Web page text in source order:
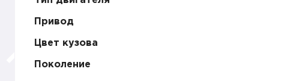
Привод
Цвет кузова
Поколение